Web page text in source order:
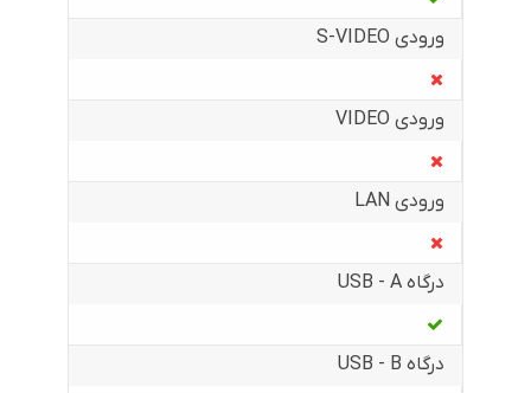
ورودی S-VIDEO
ورودی VIDEO
ورودی LAN
درگاه USB - A
درگاه USB - B